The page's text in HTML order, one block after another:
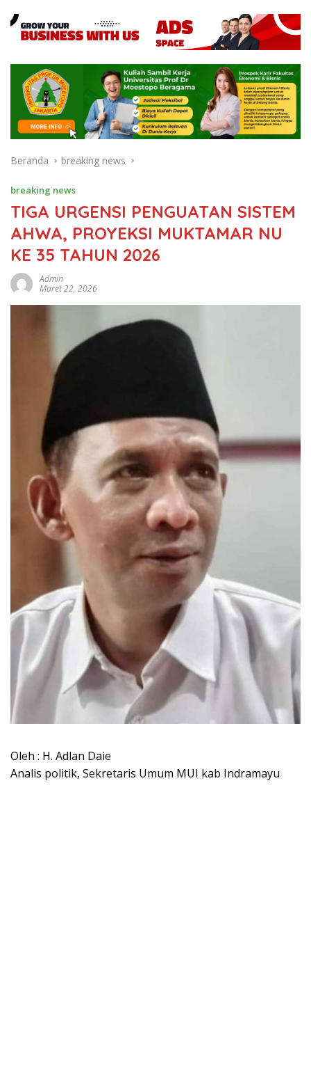
Beranda breaking news
breaking news
TIGA URGENSI PENGUATAN SISTEM
AHWA, PROYEKSI MUKTAMAR NU
KE 35 TAHUN 2026
Admin
Maret 22, 2026
Oleh : H. Adlan Daie
Analis politik, Sekretaris Umum MUI kab Indramayu